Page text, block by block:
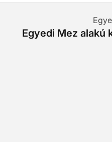
Egyedi Mez alakú